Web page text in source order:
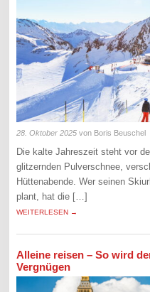
28. Oktober 2025 von Boris Beuschel
Die kalte Jahreszeit steht vor
glitzernden Pulverschnee,
Hüttenabende. Wer seinen
plant, hat die […]
WEITERLESEN →
Alleine reisen – So wird
Vergnügen